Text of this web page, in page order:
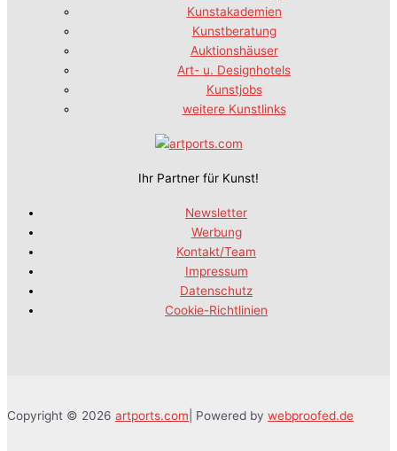
Kunstakademien
Kunstberatung
Auktionshäuser
Art- u. Designhotels
Kunstjobs
weitere Kunstlinks
Ihr Partner für Kunst!
Newsletter
Werbung
Kontakt/Team
Impressum
Datenschutz
Cookie-Richtlinien
Copyright © 2026 artports.com | Powered by webproofed.de